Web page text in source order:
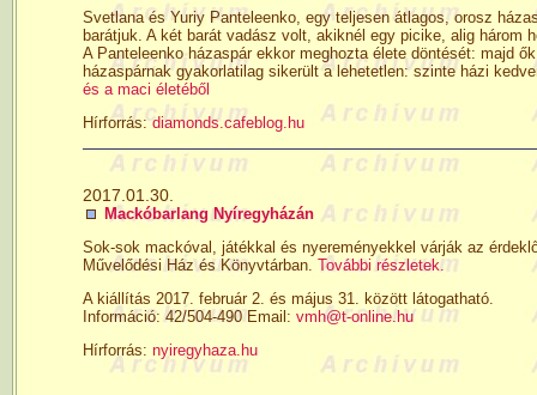
Svetlana és Yuriy Panteleenko, egy teljesen átlagos, orosz
barátjuk. A két barát vadász volt, akiknél egy picike, alig három
A Panteleenko házaspár ekkor meghozta élete döntését: majd
házaspárnak gyakorlatilag sikerült a lehetetlen: szinte házi
és a maci életéből
Hírforrás: diamonds.cafeblog.hu
2017.01.30.
Mackóbarlang Nyíregyházán
Sok-sok mackóval, játékkal és nyereményekkel várják az
Művelődési Ház és Könyvtárban. További részletek.
A kiállítás 2017. február 2. és május 31. között látogatható.
Információ: 42/504-490 Email: vmh@t-online.hu
Hírforrás: nyiregyhaza.hu